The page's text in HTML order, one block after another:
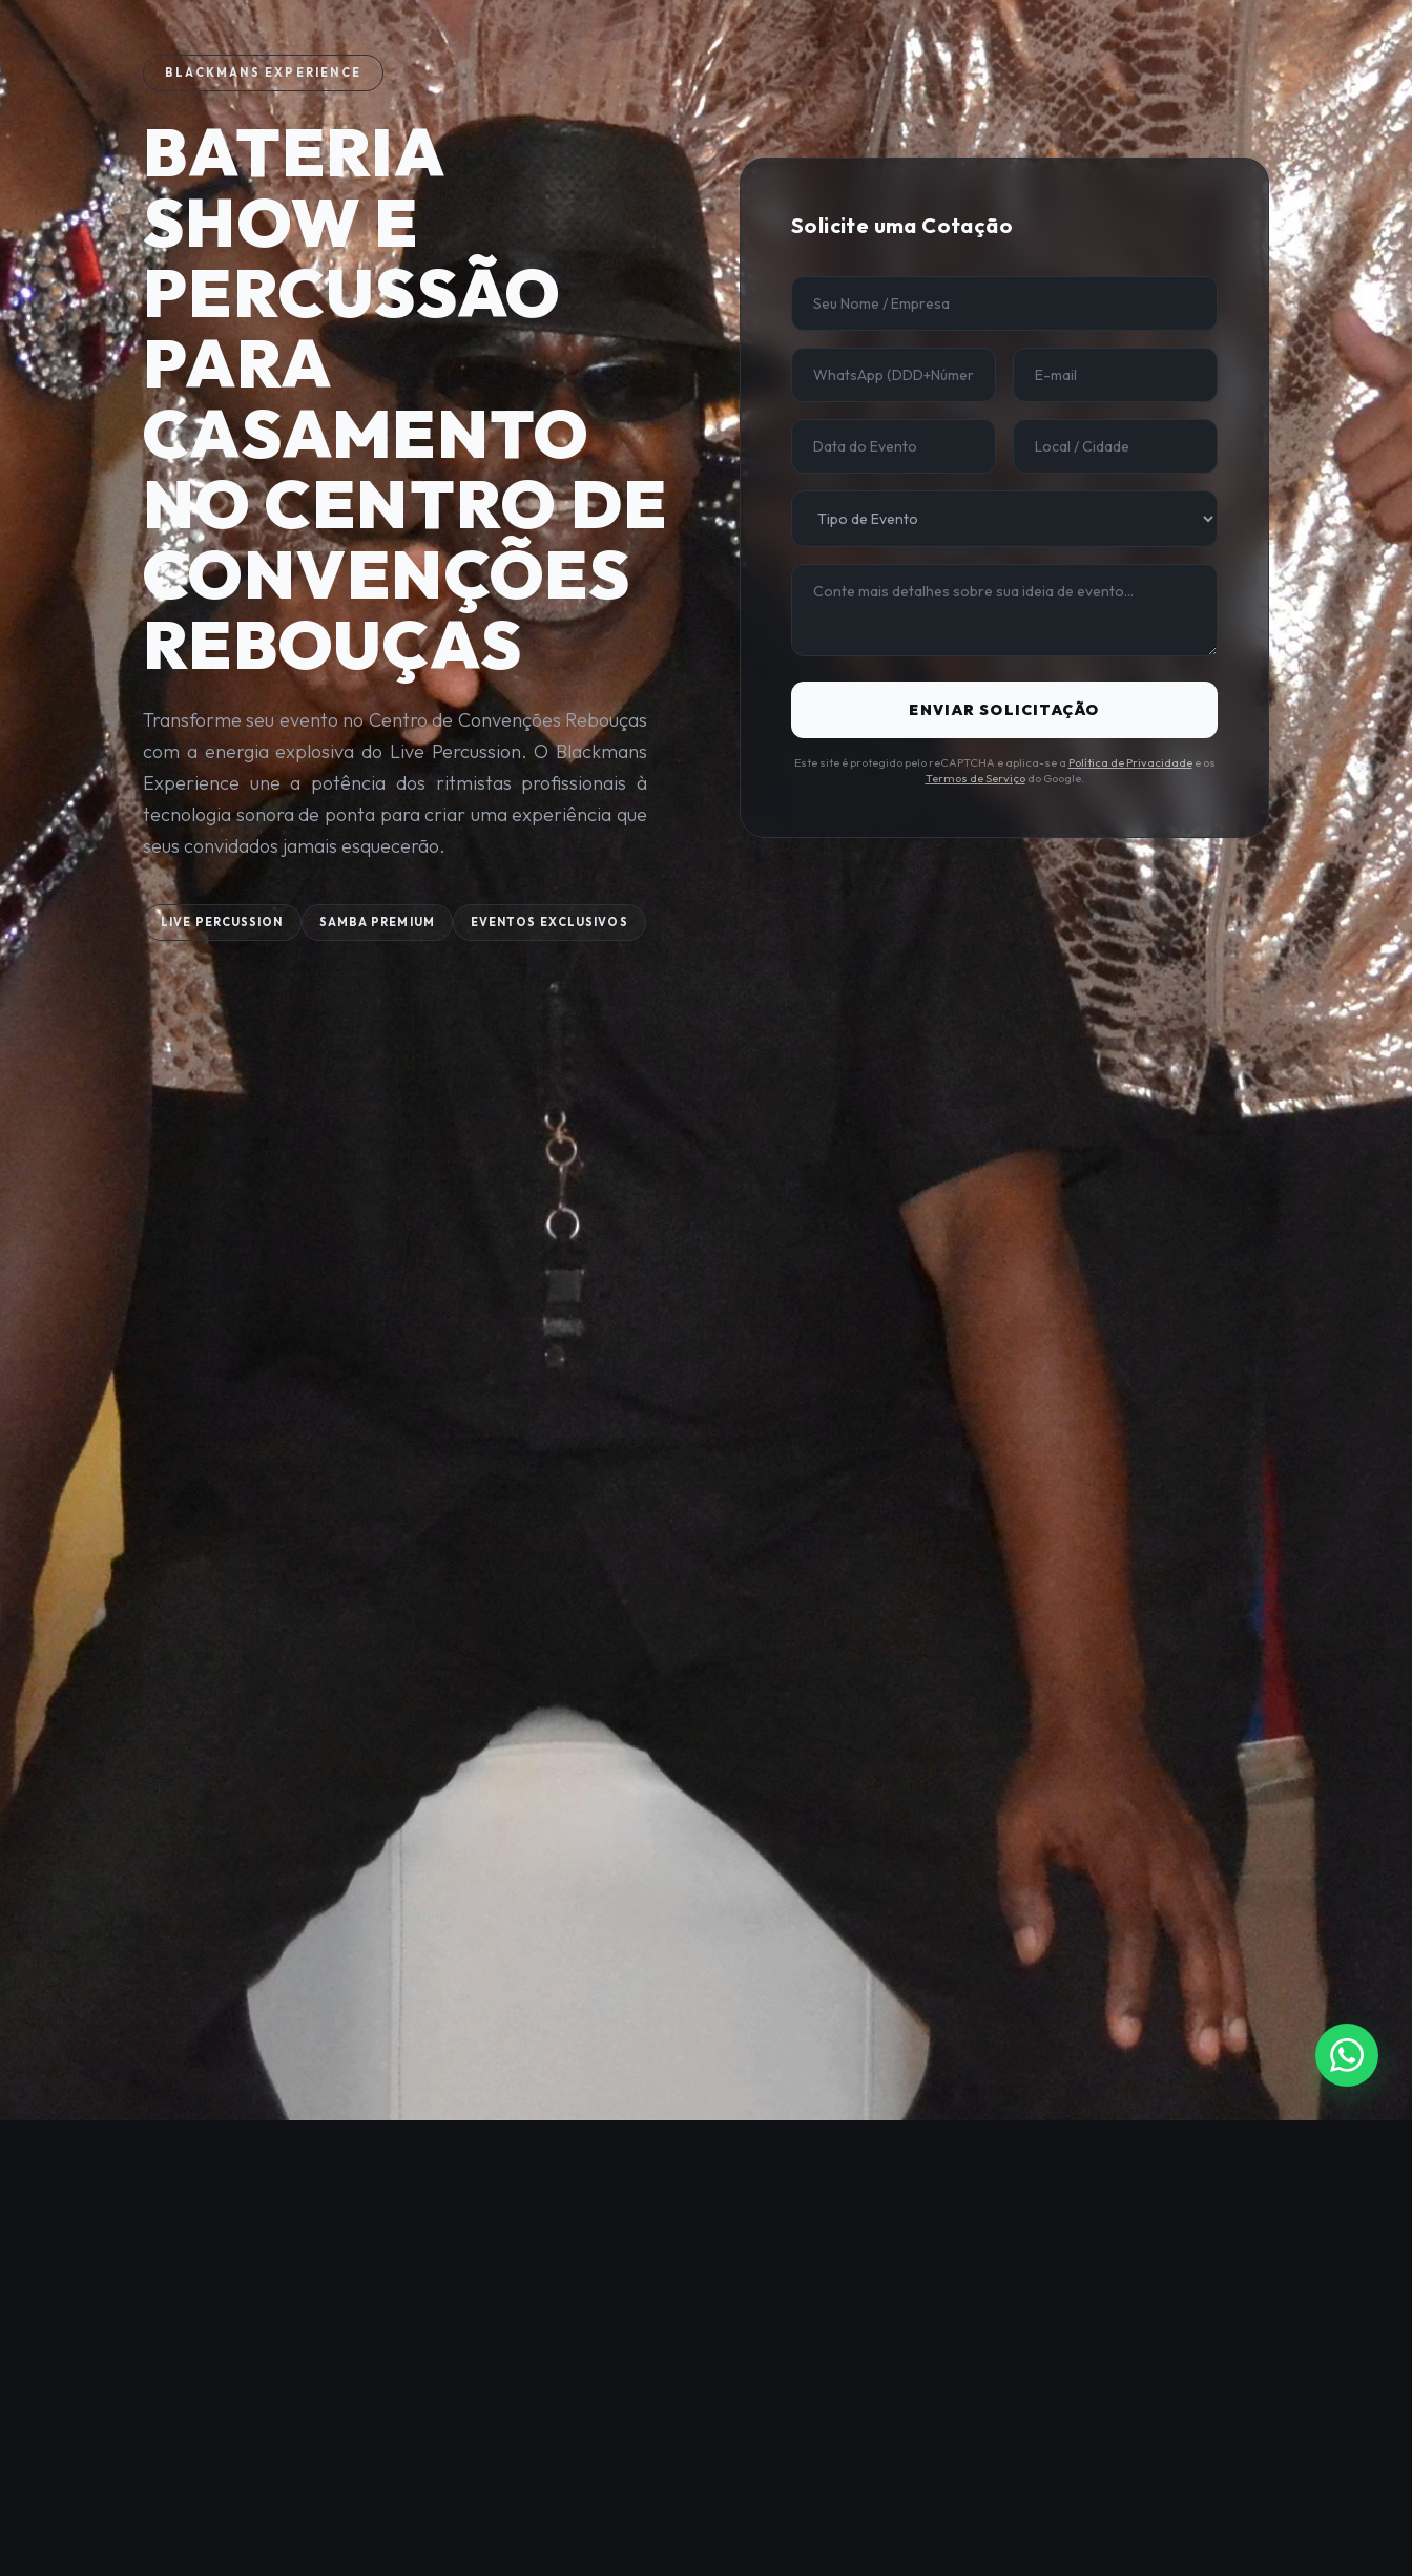
BLACKMANS EXPERIENCE
BATERIA
SHOW E
PERCUSSÃO
PARA
CASAMENTO
NO CENTRO DE
CONVENÇÕES
REBOUÇAS
Transforme seu evento no Centro de Convenções Rebouças
com a energia explosiva do Live Percussion. O Blackmans
Experience une a potência dos ritmistas profissionais à
tecnologia sonora de ponta para criar uma experiência que
seus convidados jamais esquecerão.
LIVE PERCUSSION SAMBA PREMIUM EVENTOS EXCLUSIVOS
Solicite uma Cotação
ENVIAR SOLICITAÇÃO
Este site é protegido pelo reCAPTCHA e aplica-se a Política de Privacidadee os
Termos de Serviçodo Google.